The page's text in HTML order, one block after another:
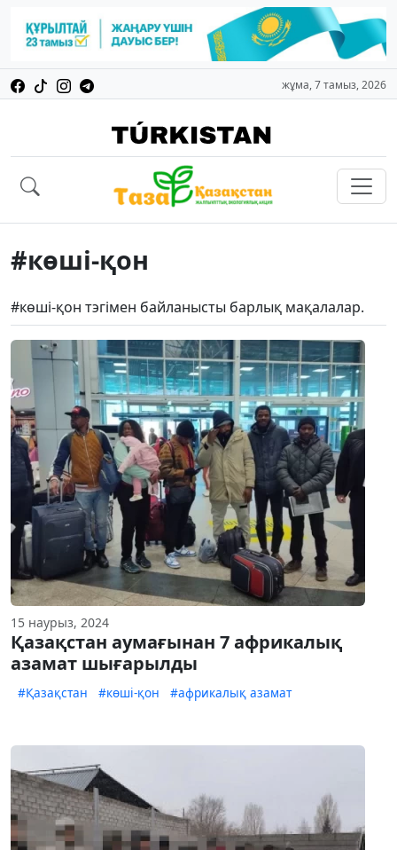
жұма, 7 тамыз, 2026
#көші-қон
#көші-қон тэгімен байланысты барлық мақалалар.
15 наурыз, 2024
Қазақстан аумағынан 7 африкалық
азамат шығарылды
#Қазақстан #көші-қон #африкалық азамат